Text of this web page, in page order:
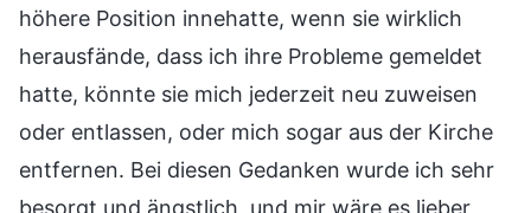
höhere Position innehatte, wenn sie wirklich
herausfände, dass ich ihre Probleme gemeldet
hatte, könnte sie mich jederzeit neu zuweisen
oder entlassen, oder mich sogar aus der Kirche
entfernen. Bei diesen Gedanken wurde ich sehr
besorgt und ängstlich, und mir wäre es lieber